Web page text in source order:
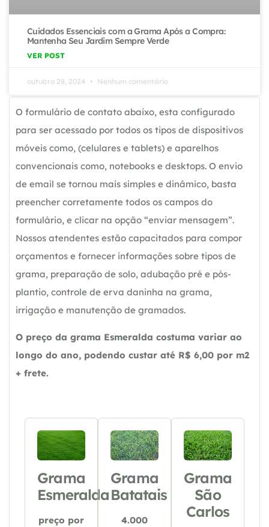
Cuidados Essenciais com a Grama Após a Compra:
Mantenha Seu Jardim Sempre Verde
VER POST
outubro 28, 2024 Nenhum comentário
O formulário de contato abaixo, esta configurado
para ser acessado por todos os tipos de dispositivos
móveis como, (celulares e tablets) e aparelhos
convencionais como, notebooks e desktops. O envio
de email se tornou mais simples e dinâmico, basta
preencher corretamente todos os campos do
formulário, e clicar na opção “enviar mensagem”.
Nossos atendentes estão capacitados para compor
orçamentos e fornecer informações sobre tipos de
grama, preparação de solo, adubação pré e pós-
plantio, controle de erva daninha na grama,
irrigação e manutenção de gramados.
O preço da grama Esmeralda costuma variar ao
longo do ano, podendo custar até R$ 6,00 por m2
+ frete.
Grama
Esmeralda
preço por
Grama
Batatais
4.000
Grama
São
Carlos